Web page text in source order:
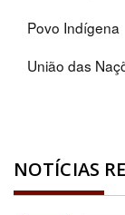
Povo Indígena
União das
NOTÍCIAS